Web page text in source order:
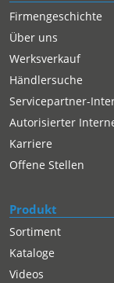
Firmengeschichte
Über uns
Werksverkauf
Händlersuche
Servicepartner-
Autorisierter
Karriere
Offene Stellen
Produkt
Sortiment
Kataloge
Videos